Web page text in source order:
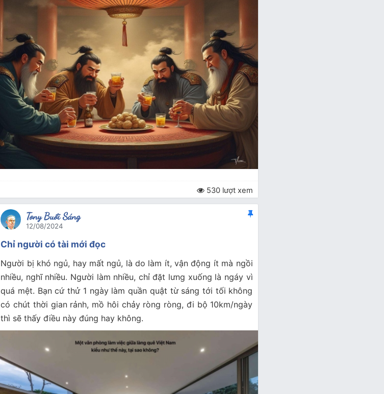
530 lượt xem
Tony Buổi Sáng
12/08/2024
Chỉ người có tài mới đọc
Người bị khó ngủ, hay mất ngủ, là do làm ít, vận động ít mà ngồi
nhiều, nghĩ nhiều. Người làm nhiều, chỉ đặt lưng xuống là ngáy vì
quá mệt. Bạn cứ thử 1 ngày làm quần quật từ sáng tới tối không
có chút thời gian rảnh, mồ hôi chảy ròng ròng, đi bộ 10km/ngày
thì sẽ thấy điều này đúng hay không.